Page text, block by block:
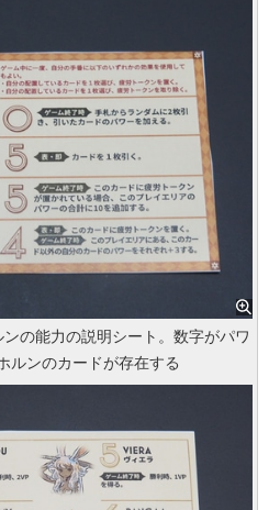
の能力の説明シート。数字がパワ
ルンのカードが存在する